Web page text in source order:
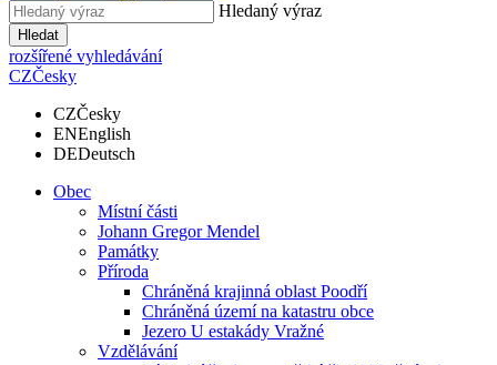
Hledaný výraz
Hledat
rozšířené vyhledávání
CZČesky
CZČesky
ENEnglish
DEDeutsch
Obec
Místní části
Johann Gregor Mendel
Památky
Příroda
Chráněná krajinná oblast Poodří
Chráněná území na katastru obce
Jezero U estakády Vražné
Vzdělávání